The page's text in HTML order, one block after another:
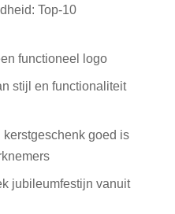
Top-10
functioneel logo
stijl en functionaliteit
goed is
jubileumfestijn vanuit